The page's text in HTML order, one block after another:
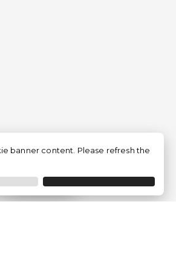
Filtrer
banner content. Please refresh the